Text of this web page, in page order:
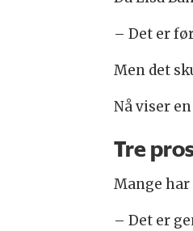
– Det er
Men det
Nå viser
Tre
Mange
– Det er